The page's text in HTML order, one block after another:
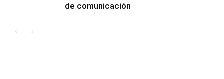
de comunicación